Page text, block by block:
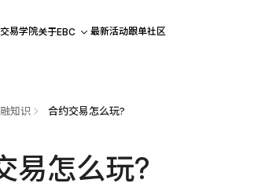
交易学院关于EBC 最新活动跟单社区
知识 合约交易怎么玩?
易怎么玩?